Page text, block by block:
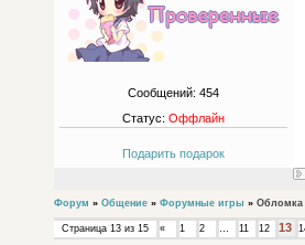
Сообщений: 454
Статус: Оффлайн
Подарить подарок
Форум » Общение » Форумные игры » Обломка
Страница 13 из 15 « 1 2 … 11 12 13